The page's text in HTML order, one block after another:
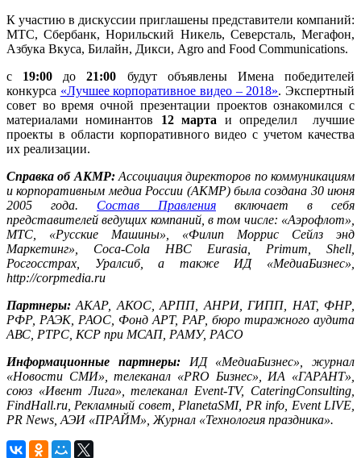
К участию в дискуссии приглашены представители компаний:
МТС, Сбербанк, Норильский Никель, Северсталь, Мегафон,
Азбука Вкуса, Билайн, Дикси, Agro and Food Communications.
с 19:00 до 21:00 будут объявлены Имена победителей
конкурса «Лучшее корпоративное видео – 2018». Экспертный
совет во время очной презентации проектов ознакомился с
материалами номинантов 12 марта и определил лучшие
проекты в области корпоративного видео с учетом качества
их реализации.
Справка об АКМР:Ассоциация директоров по коммуникациям
и корпоративным медиа России (АКМР) была создана 30 июня
2005 года. Состав Правления включает в себя
представителей ведущих компаний, в том числе: «Аэрофлот»,
МТС, «Русские Машины», «Филип Моррис Сейлз энд
Маркетинг», Coca-Cola
HBC
Eurasia, Primum, Shell,
Росгосстрах, Уралсиб, а также ИД «МедиаБизнес»,
http://corpmedia.ru
Партнеры: АКАР, АКОС, АРПП, АНРИ, ГИПП, НАТ, ФНР,
РФР, РАЭК, РАОС, Фонд АРТ, РАР, бюро тиражного аудита
АВС, РТРС, КСР при МСАП, РАМУ, РАСО
Информационные партнеры:ИД «МедиаБизнес», журнал
«Новости СМИ», телеканал «PRO Бизнес», ИА «ГАРАНТ»,
союз «Ивент Лига», телеканал Event-TV, CateringConsulting,
FindHall.ru, Рекламный совет, PlanetaSMI, PR info, Event LIVE,
PR News, АЭИ «ПРАЙМ», Журнал «Технология праздника».